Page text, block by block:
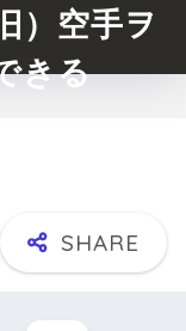
）空手ヲ
きる